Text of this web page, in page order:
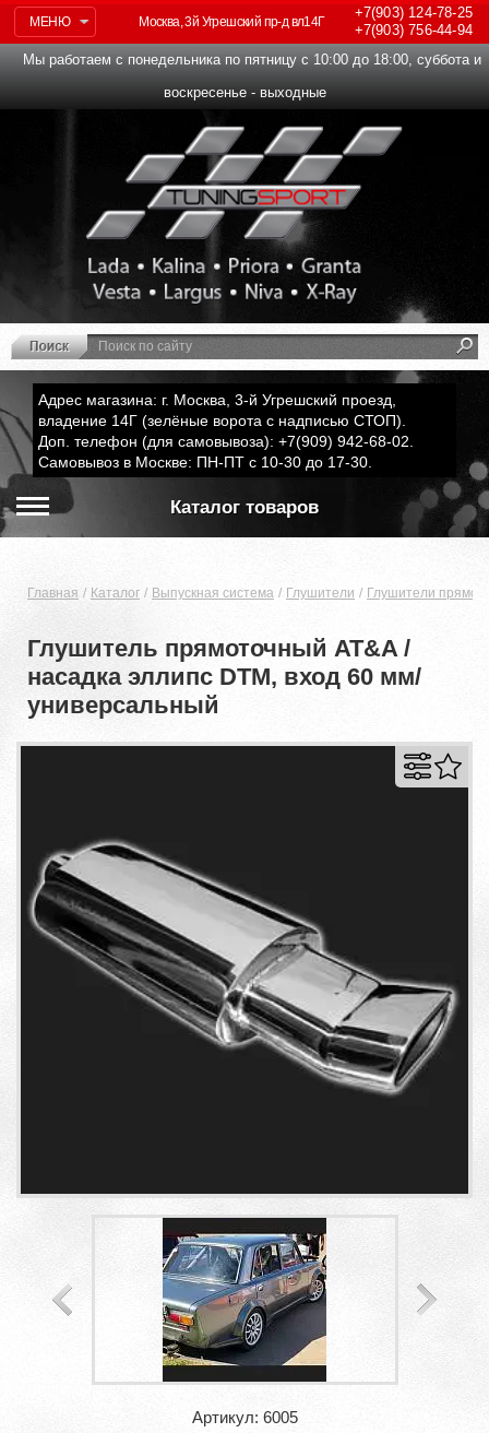
МЕНЮ
+7(903)124-78-25
+7(903)756-44-94
Москва, 3й Угрешский пр-д вл14Г
Мы работаем с понедельника по пятницу с 10:00 до 18:00, суббота и
воскресенье - выходные
Адрес магазина: г. Москва, 3-й Угрешский проезд,
владение 14Г (зелёные ворота с надписью СТОП).
Доп. телефон (для самовывоза): +7(909) 942-68-02.
Самовывоз в Москве: ПН-ПТ с 10-30 до 17-30.
Каталог товаров
Главная Каталог Выпускная система Глушители Глушители
Глушитель прямоточный AT&A /
насадка эллипс DTM, вход 60 мм/
универсальный
Артикул: 6005